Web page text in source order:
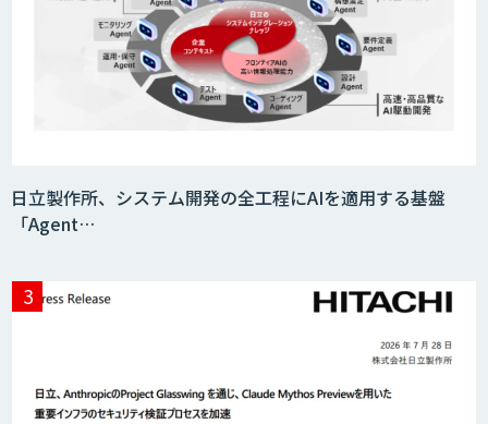
日立製作所、システム開発の全工程にAIを適用する基盤
「Agent…